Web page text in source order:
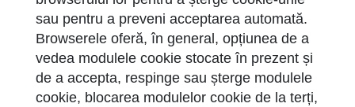
sau pentru a preveni acceptarea automată.
Browserele oferă, în general, opțiunea de a
vedea modulele cookie stocate în prezent și
de a accepta, respinge sau șterge modulele
cookie, blocarea modulelor cookie de la terți,